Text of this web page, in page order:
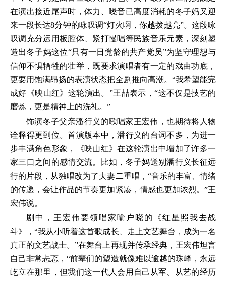
在演出接近尾声时，体力、嗓音已高度消耗的冬子妈又迎
来一段长达8分钟的咏叹调“灯火啊，你越拨越亮”。这段咏
叹调充分运用板腔体、紧打慢唱等民族音乐元素，深刻塑
造出冬子妈这位“只有一日党龄的共产党员”为坚守理想与
信仰不惧牺牲的壮举，既要求演唱者有一定的戏曲功底，
更要用饱满昂扬的表演状态把全剧推向高潮。“我希望能完
成好《映山红》这轮演出。”王喆表示，“这不仅是技艺的
磨炼，更是精神上的洗礼。”
饰演冬子父亲潘行义的歌唱家王宏伟，也期待将人物
诠释得更到位。首演版本中，潘行义的台词不多，为进一
步丰满角色形象，《映山红》在这轮演出中增加了许多一
家三口之间的感情交流。比如，冬子妈送别潘行义长征远
行的片段，从独唱改为了夫妻二重唱，“音乐的丰富、情绪
的传递，会让作品的节奏更加紧凑，情感也更加浓烈。”王
宏伟说。
剧中，王宏伟要领唱家喻户晓的《红星照我去战
斗》，“我从小听着这首歌成长、走上文艺舞台，成为一名
真正的文艺战士。”在舞台上再现并传承经典，王宏伟坦言
自己非常忐忑，“前辈们的塑造就像难以逾越的珠峰，永远
屹立在那里，但我们这一代人会用自己从军、从艺的经历